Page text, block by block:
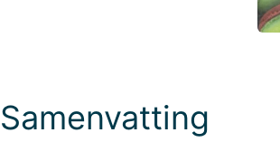
Samenvatting